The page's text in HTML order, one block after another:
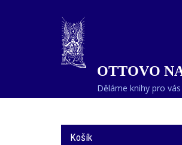
OTTOVO
Děláme knihy pro vás
Košík